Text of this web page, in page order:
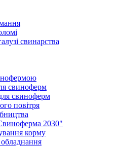
свинарства
свиноферм
свиноферм
повітря
2030"
корму